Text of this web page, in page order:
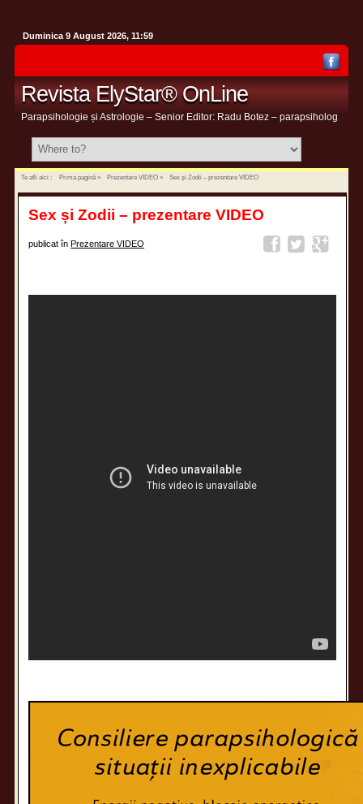
Duminica 9 August 2026, 11:59
Revista ElyStar® OnLine
Parapsihologie și Astrologie – Senior Editor: Radu Botez – parapsiholog
Te afli aici : Prima pagină» Prezentare VIDEO» Sex și Zodii – prezentare VIDEO
Sex și Zodii – prezentare VIDEO
publicat înPrezentare VIDEO